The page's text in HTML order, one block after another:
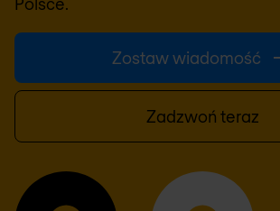
Zostaw wiadomość
Zadzwoń teraz